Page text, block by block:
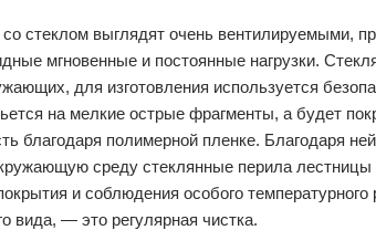
стеклом выглядят очень вентилируемыми,
мгновенные и постоянные нагрузки.
для изготовления используется
на мелкие острые фрагменты, а будет
благодаря полимерной пленке. Благодаря
среду стеклянные перила
и соблюдения особого
вида, — это регулярная чистка.